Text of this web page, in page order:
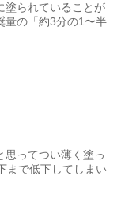
塗られていることが
量の「約3分の1〜半
思ってつい薄く塗っ
まで低下してしまい